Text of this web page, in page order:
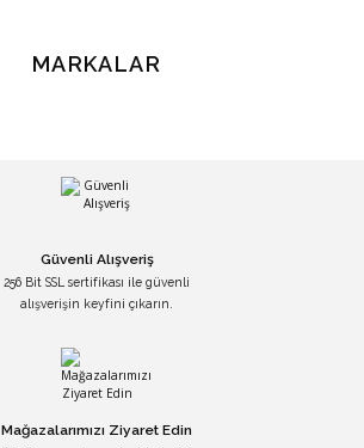
MARKALAR
Güvenli Alışveriş
256 Bit SSL sertifikası ile güvenli
alışverişin keyfini çıkarın.
Mağazalarımızı Ziyaret Edin